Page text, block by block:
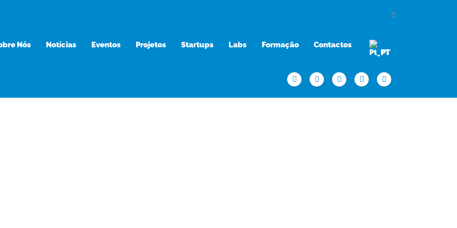
Nós Notícias Eventos Projetos Startups Labs Formação
Contactos
PT